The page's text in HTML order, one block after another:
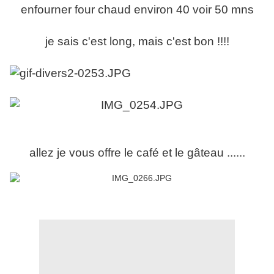
enfourner four chaud environ 40 voir 50 mns
je sais c'est long, mais c'est bon !!!!
allez je vous offre le café et le gâteau ......